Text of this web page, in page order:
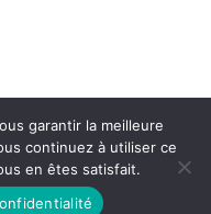
garantir la meilleure
continuez à utiliser ce
en êtes satisfait.